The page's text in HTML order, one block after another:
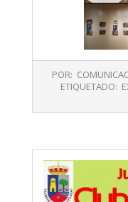
POR:
ETIQUETADO: